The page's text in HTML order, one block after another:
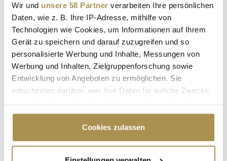
Wir und unsere 58 Partner verarbeiten Ihre persönlichen
Daten, wie z. B. Ihre IP-Adresse, mithilfe von
Technologien wie Cookies, um Informationen auf Ihrem
Gerät zu speichern und darauf zuzugreifen und so
personalisierte Werbung und Inhalte, Messungen von
Werbung und Inhalten, Zielgruppenforschung sowie
Entwicklung von Angeboten zu ermöglichen. Sie
entscheiden darüber, wer Ihre Daten für welche Zwecke
Cookie-Erklärung oder durch Klicken auf das Privacy
Trigger Symbol ändern oder widerrufen
Cookies zulassen
LEADERSNET.TV
LAUTSCHALTEN